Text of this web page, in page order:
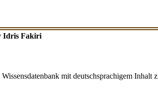
Idris Fakiri
mit deutschsprachigem